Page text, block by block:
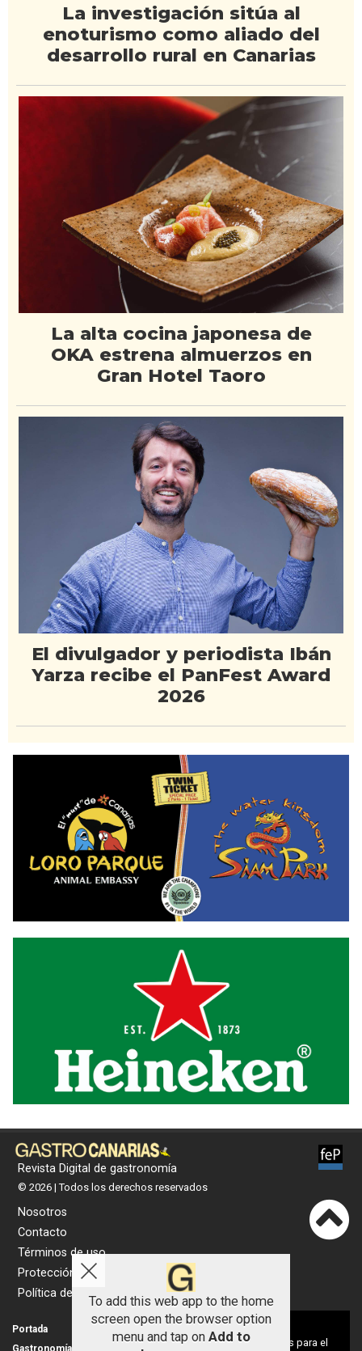
La investigación sitúa al
enoturismo como aliado del
desarrollo rural en Canarias
La alta cocina japonesa de
OKA estrena almuerzos en
Gran Hotel Taoro
El divulgador y periodista Ibán
Yarza recibe el PanFest Award
2026
Revista Digital de gastronomía
© 2026 | Todos los derechos reservados
Nosotros
Contacto
Términos de uso
Protección de datos
Política de cookies
Portada
Gastronomía
To add this web app to the home
screen open the browser option
menu and tap on Add to
Aviso sobre el Uso de cookies:
Utilizamos cookies nuestras y de terceros para el